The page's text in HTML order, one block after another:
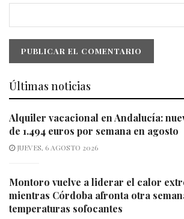
Últimas noticias
Alquiler vacacional en Andalucía:
de 1.494 euros por semana en agosto
JUEVES, 6 AGOSTO 2026
Montoro vuelve a liderar el calor
mientras Córdoba afronta otra
temperaturas sofocantes